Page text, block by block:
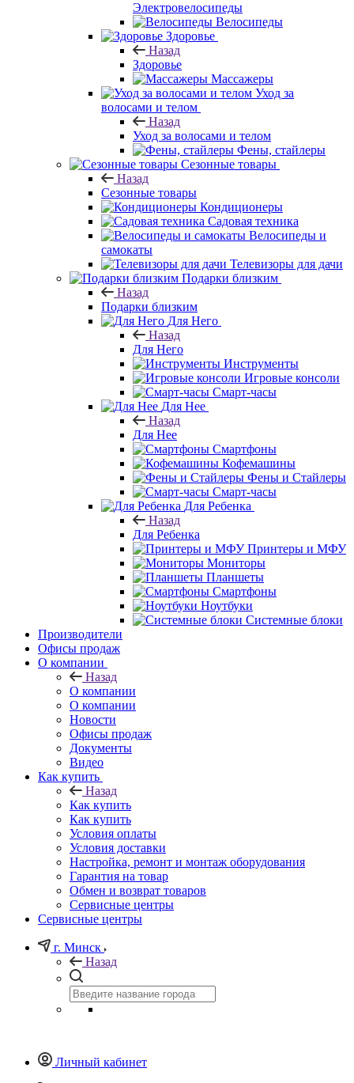
Электровелосипеды
Велосипеды
Здоровье
Назад
Здоровье
Массажеры
Уход за
волосами и телом
Назад
Уход за волосами и телом
Фены, стайлеры
Сезонные товары
Назад
Сезонные товары
Кондиционеры
Садовая техника
Велосипеды и
самокаты
Телевизоры для дачи
Подарки близким
Назад
Подарки близким
Для Него
Назад
Для Него
Инструменты
Игровые консоли
Смарт-часы
Для Нее
Назад
Для Нее
Смартфоны
Кофемашины
Фены и Стайлеры
Смарт-часы
Для Ребенка
Назад
Для Ребенка
Принтеры и МФУ
Мониторы
Планшеты
Смартфоны
Ноутбуки
Системные блоки
Производители
Офисы продаж
О компании
Назад
О компании
О компании
Новости
Офисы продаж
Документы
Видео
Как купить
Назад
Как купить
Как купить
Условия оплаты
Условия доставки
Настройка, ремонт и монтаж оборудования
Гарантия на товар
Обмен и возврат товаров
Сервисные центры
Сервисные центры
г. Минск
Назад
Личный кабинет